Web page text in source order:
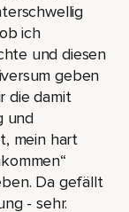
ich
und diesen
geben
die damit
und
mein hart
Da gefällt
- sehr.